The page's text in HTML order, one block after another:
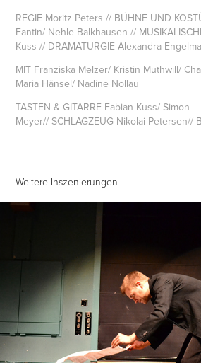
REGIE Moritz Peters // BÜHNE UND
Fantin/ Nehle Balkhausen //
Kuss // DRAMATURGIE Alexandra
MIT Franziska Melzer/ Kristin Muthwill/
Maria Hänsel/ Nadine Nollau
TASTEN & GITARRE Fabian Kuss/ Simon
Meyer// SCHLAGZEUG Nikolai Petersen//
Weitere Inszenierungen